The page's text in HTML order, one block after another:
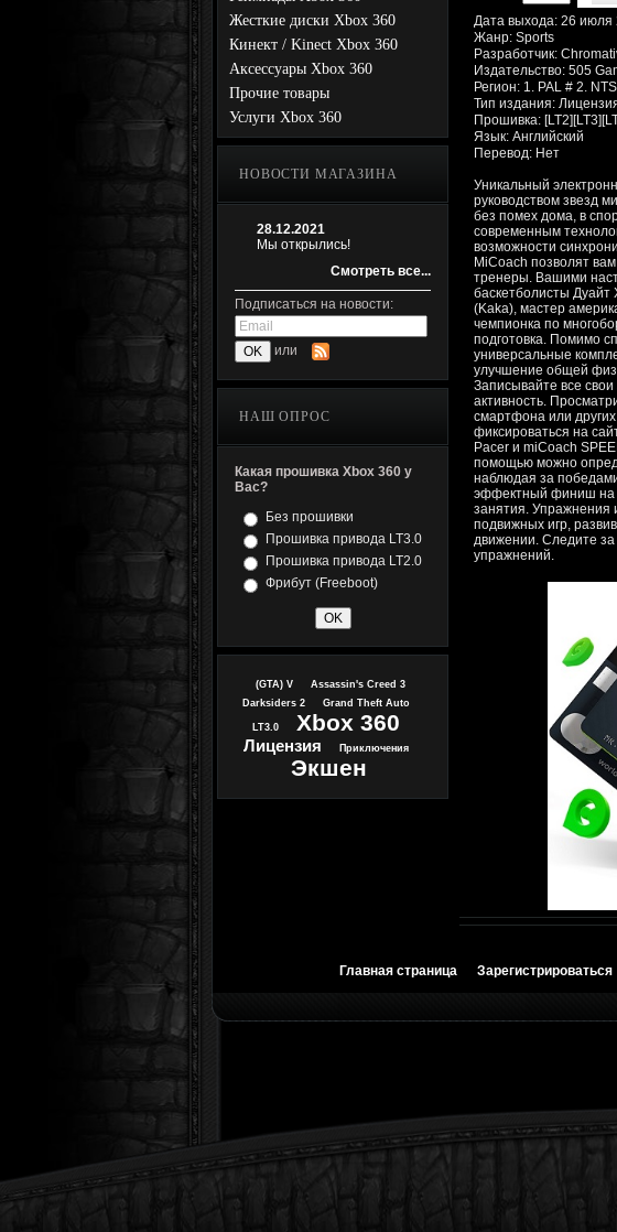
Жесткие диски Xbox 360
Кинект / Kinect Xbox 360
Аксессуары Xbox 360
Прочие товары
Услуги Xbox 360
НОВОСТИ МАГАЗИНА
28.12.2021
Мы открылись!
Смотреть все...
Подписаться на новости:
или
НАШ ОПРОС
Какая прошивка Xbox 360 у
Вас?
Без прошивки
Прошивка привода LT3.0
Прошивка привода LT2.0
Фрибут (Freeboot)
(GTA) V
Assassin's Creed 3
Darksiders 2
Grand Theft Auto
LT3.0 Xbox 360
Лицензия Приключения
Экшен
Дата выхода: 26 июля
Жанр: Sports
Разработчик:
Издательство: 505
Регион: 1. PAL # 2.
Тип издания:
Прошивка:
Язык: Английский
Перевод: Нет
Уникальный
руководством звезд
без помех дома, в
современным
возможности
MiCoach позволят
тренеры. Вашими
баскетболисты
(Kaka), мастер
чемпионка по
подготовка. Помимо
универсальные
улучшение общей
Записывайте все
активность.
смартфона или
фиксироваться на
Pacer и miCoach
помощью можно
наблюдая за
эффектный финиш на
занятия. Упражнения
подвижных игр,
движении. Следите
упражнений.
Главная страница Зарегистрироваться